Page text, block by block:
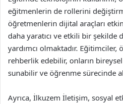
eğitmenlerin de rollerini
öğretmenlerin dijital araçları
daha yaratıcı ve etkili bir şekilde
yardımcı olmaktadır. Eğitimciler,
rehberlik edebilir, onların
sunabilir ve öğrenme sürecinde
Ayrıca, İlkuzem İletişim, sosyal